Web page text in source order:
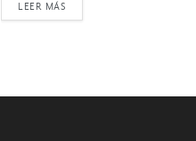
LEER MÁS